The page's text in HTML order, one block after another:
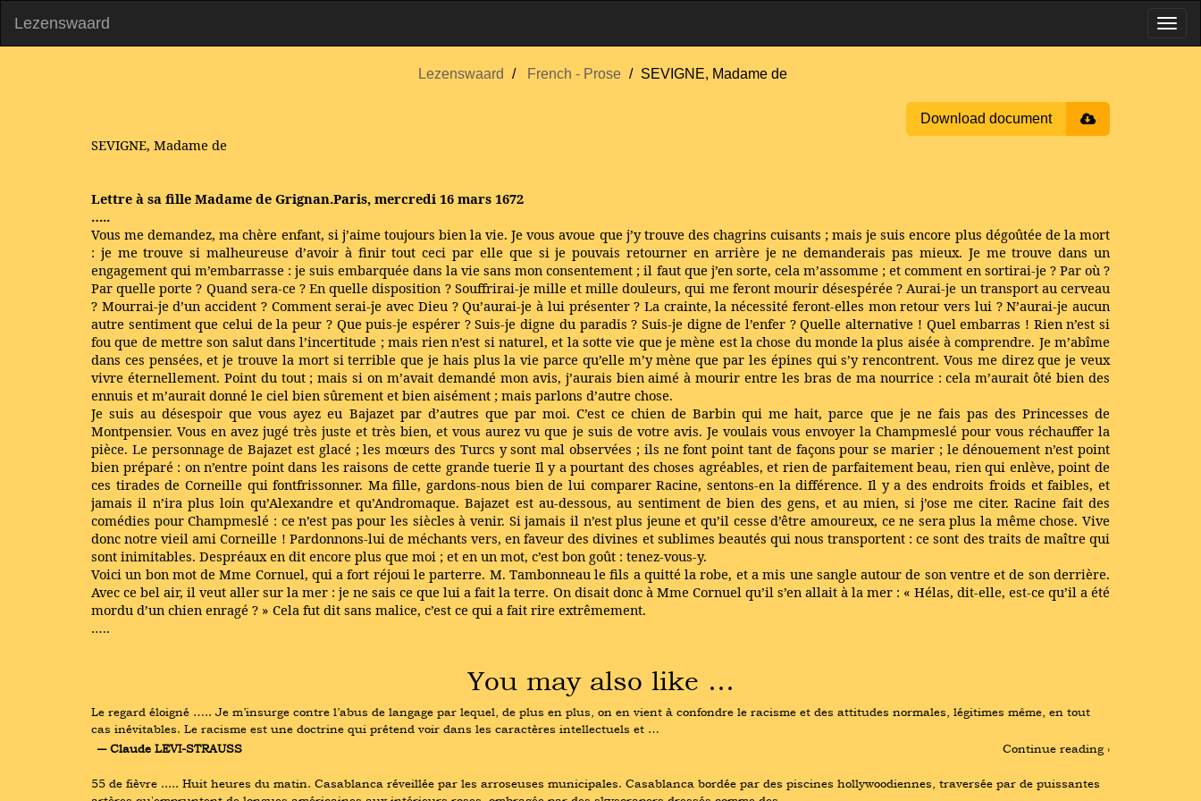
Lezenswaard
Lezenswaard French - Prose SEVIGNE, Madame de
Download document
SEVIGNE, Madame de
Lettre à sa fille Madame de Grignan.Paris, mercredi 16 mars 1672
…..
Vous me demandez, ma chère enfant, si j’aime toujours bien la vie. Je vous avoue que j’y trouve des chagrins cuisants ; mais je suis encore plus dégoûtée de la mort
: je me trouve si malheureuse d’avoir à finir tout ceci par elle que si je pouvais retourner en arrière je ne demanderais pas mieux. Je me trouve dans un
engagement qui m’embarrasse : je suis embarquée dans la vie sans mon consentement ; il faut que j’en sorte, cela m’assomme ; et comment en sortirai-je ? Par où ?
Par quelle porte ? Quand sera-ce ? En quelle disposition ? Souffrirai-je mille et mille douleurs, qui me feront mourir désespérée ? Aurai-je un transport au cerveau
? Mourrai-je d’un accident ? Comment serai-je avec Dieu ? Qu’aurai-je à lui présenter ? La crainte, la nécessité feront-elles mon retour vers lui ? N’aurai-je aucun
autre sentiment que celui de la peur ? Que puis-je espérer ? Suis-je digne du paradis ? Suis-je digne de l’enfer ? Quelle alternative ! Quel embarras ! Rien n’est si
fou que de mettre son salut dans l’incertitude ; mais rien n’est si naturel, et la sotte vie que je mène est la chose du monde la plus aisée à comprendre. Je m’abîme
dans ces pensées, et je trouve la mort si terrible que je hais plus la vie parce qu’elle m’y mène que par les épines qui s’y rencontrent. Vous me direz que je veux
vivre éternellement. Point du tout ; mais si on m’avait demandé mon avis, j’aurais bien aimé à mourir entre les bras de ma nourrice : cela m’aurait ôté bien des
ennuis et m’aurait donné le ciel bien sûrement et bien aisément ; mais parlons d’autre chose.
Je suis au désespoir que vous ayez eu Bajazet par d’autres que par moi. C’est ce chien de Barbin qui me hait, parce que je ne fais pas des Princesses de
Montpensier. Vous en avez jugé très juste et très bien, et vous aurez vu que je suis de votre avis. Je voulais vous envoyer la Champmeslé pour vous réchauffer la
pièce. Le personnage de Bajazet est glacé ; les mœurs des Turcs y sont mal observées ; ils ne font point tant de façons pour se marier ; le dénouement n’est point
bien préparé : on n’entre point dans les raisons de cette grande tuerie Il y a pourtant des choses agréables, et rien de parfaitement beau, rien qui enlève, point de
ces tirades de Corneille qui fontfrissonner. Ma fille, gardons-nous bien de lui comparer Racine, sentons-en la différence. Il y a des endroits froids et faibles, et
jamais il n’ira plus loin qu’Alexandre et qu’Andromaque. Bajazet est au-dessous, au sentiment de bien des gens, et au mien, si j’ose me citer. Racine fait des
comédies pour Champmeslé : ce n’est pas pour les siècles à venir. Si jamais il n’est plus jeune et qu’il cesse d’être amoureux, ce ne sera plus la même chose. Vive
donc notre vieil ami Corneille ! Pardonnons-lui de méchants vers, en faveur des divines et sublimes beautés qui nous transportent : ce sont des traits de maître qui
sont inimitables. Despréaux en dit encore plus que moi ; et en un mot, c’est bon goût : tenez-vous-y.
Voici un bon mot de Mme Cornuel, qui a fort réjoui le parterre. M. Tambonneau le fils a quitté la robe, et a mis une sangle autour de son ventre et de son derrière.
Avec ce bel air, il veut aller sur la mer : je ne sais ce que lui a fait la terre. On disait donc à Mme Cornuel qu’il s’en allait à la mer : « Hélas, dit-elle, est-ce qu’il a été
mordu d’un chien enragé ? » Cela fut dit sans malice, c’est ce qui a fait rire extrêmement.
…..
You may also like …
Le regard éloigné ….. Je m’insurge contre l’abus de langage par lequel, de plus en plus, on en vient à confondre le racisme et des attitudes normales, légitimes même, en tout
cas inévitables. Le racisme est une doctrine qui prétend voir dans les caractères intellectuels et …
― Claude LEVI-STRAUSS
Continue reading ›
55 de fièvre ..... Huit heures du matin. Casablanca réveillée par les arroseuses municipales. Casablanca bordée par des piscines hollywoodiennes, traversée par de puissantes